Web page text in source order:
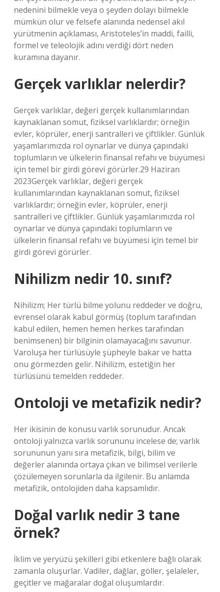
nedenini bilmekle veya o şeyden dolayı bilmekle
mümkün olur ve felsefe alanında nedensel akıl
yürütmenin açıklaması, Aristoteles’in maddi, failli,
formel ve teleolojik adını verdiği dört neden
kuramına dayanır.
Gerçek varlıklar nelerdir?
Gerçek varlıklar, değeri gerçek kullanımlarından
kaynaklanan somut, fiziksel varlıklardır; örneğin
evler, köprüler, enerji santralleri ve çiftlikler. Günlük
yaşamlarımızda rol oynarlar ve dünya çapındaki
toplumların ve ülkelerin finansal refahı ve büyümesi
için temel bir girdi görevi görürler.29 Haziran
2023Gerçek varlıklar, değeri gerçek
kullanımlarından kaynaklanan somut, fiziksel
varlıklardır; örneğin evler, köprüler, enerji
santralleri ve çiftlikler. Günlük yaşamlarımızda rol
oynarlar ve dünya çapındaki toplumların ve
ülkelerin finansal refahı ve büyümesi için temel bir
girdi görevi görürler.
Nihilizm nedir 10. sınıf?
Nihilizm; Her türlü bilme yolunu reddeder ve doğru,
evrensel olarak kabul görmüş (toplum tarafından
kabul edilen, hemen hemen herkes tarafından
benimsenen) bir bilginin olamayacağını savunur.
Varoluşa her türlüsüyle şüpheyle bakar ve hatta
onu görmezden gelir. Nihilizm, estetiğin her
türlüsünü temelden reddeder.
Ontoloji ve metafizik nedir?
Her ikisinin de konusu varlık sorunudur. Ancak
ontoloji yalnızca varlık sorununu incelese de; varlık
sorununun yanı sıra metafizik, bilgi, bilim ve
değerler alanında ortaya çıkan ve bilimsel verilerle
çözülemeyen sorunlarla da ilgilenir. Bu anlamda
metafizik, ontolojiden daha kapsamlıdır.
Doğal varlık nedir 3 tane
örnek?
İklim ve yeryüzü şekilleri gibi etkenlere bağlı olarak
zamanla oluşurlar. Vadiler, dağlar, göller, şelaleler,
geçitler ve mağaralar doğal oluşumlardır.